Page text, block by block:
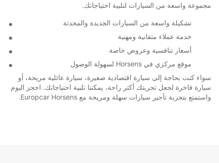
مجموعة واسعة من السيارات لتلبية احتياجاتك.
تشكيلة واسعة من السيارات الجديدة والمحدثة
خدمة عملاء متفانية ومهنية
أسعار تنافسية وعروض خاصة
موقع مركزي في Horsens لسهولة الوصول
سواء كنت بحاجة إلى سيارة اقتصادية صغيرة، سيارة عائلية مريحة، أو
سيارة فاخرة لجعل تجربتك أكثر راحة، يمكننا تلبية احتياجاتك. احجز اليوم
واستمتع بتجربة تأجير سيارات سهلة ومريحة مع Europcar Horsens.